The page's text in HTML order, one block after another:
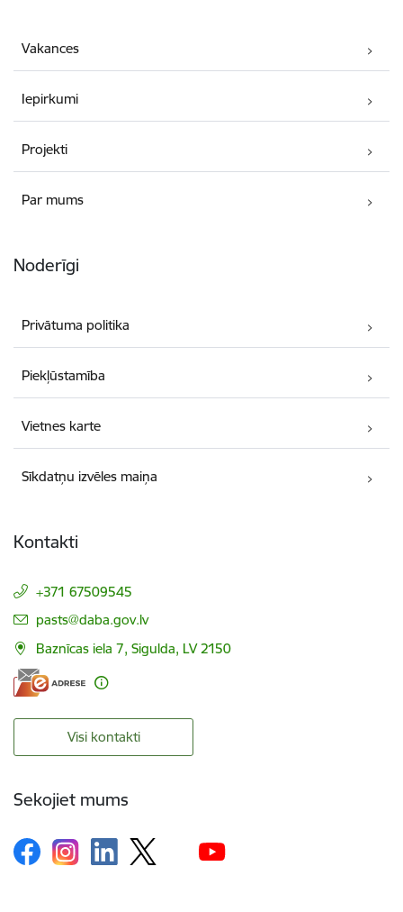
Vakances
Iepirkumi
Projekti
Par mums
Noderīgi
Privātuma politika
Piekļūstamība
Vietnes karte
Sīkdatņu izvēles maiņa
Kontakti
+371 67509545
E-pasts:
pasts@daba.gov.lv
Baznīcas iela 7, Sigulda, LV 2150
Visi kontakti
Sekojiet mums